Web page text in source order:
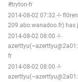
#tryton-fr
2014-08-02 07:32 -!-
209.abo.wanadoo.fr) has
2014-08-02 08:00 -!-
fr
2014-08-02 08:00 -!-